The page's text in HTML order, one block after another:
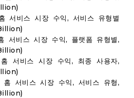
서비스 시장 수익, 서비스 유형별
서비스 시장 수익, 플랫폼 유형별,
서비스 시장 수익, 최종 사용자,
서비스 시장 수익, 서비스 유형,